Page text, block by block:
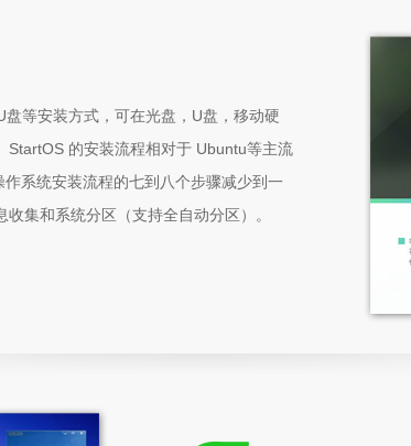
等安装方式，可在光盘，U盘，移动硬
StartOS 的安装流程相对于 Ubuntu等主流
系统安装流程的七到八个步骤减少到一
集和系统分区（支持全自动分区）。